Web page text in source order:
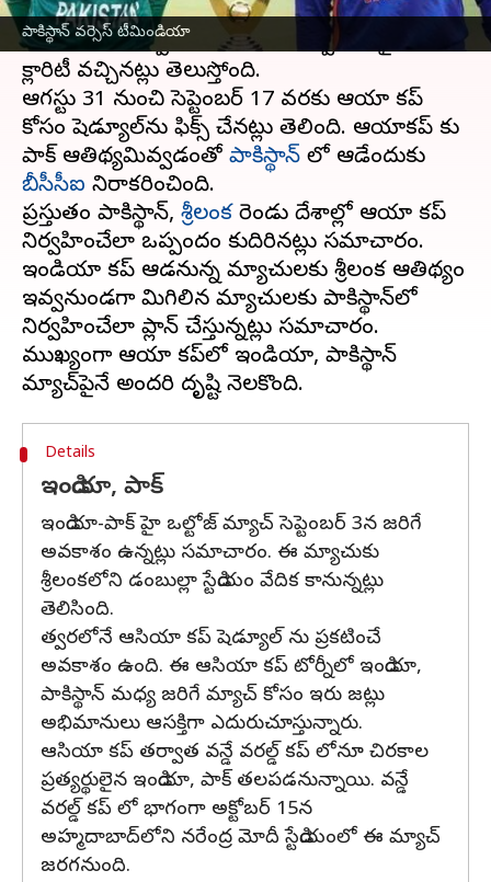
పాకిస్థాన్ వర్సెస్ టీమిండియా
ఆసియా కప్వివాదంపై త్వరలోనే సస్పెన్స్ వీడనున్నట్లు
సమాచారం. ఇప్పటికే ఆసియా కప్ నిర్వహణపై ఓ
క్లారిటీ వచ్చినట్లు తెలుస్తోంది.
ఆగస్టు 31 నుంచి సెప్టెంబర్ 17 వరకు ఆసియా కప్
కోసం షెడ్యూల్‌ను ఫిక్స్ చేసినట్లు తెలిసింది. ఆసియాకప్ కు
పాక్ ఆతిథ్యమివ్వడంతో పాకిస్థాన్ లో ఆడేందుకు
బీసీసీఐ నిరాకరించింది.
ప్రస్తుతం పాకిస్థాన్, శ్రీలంక రెండు దేశాల్లో ఆసియా కప్
నిర్వహించేలా ఒప్పందం కుదిరినట్లు సమాచారం.
ఇండియా కప్ ఆడనున్న మ్యాచులకు శ్రీలంక ఆతిథ్యం
ఇవ్వనుండగా మిగిలిన మ్యాచులకు పాకిస్థాన్‌లో
నిర్వహించేలా ప్లాన్ చేస్తున్నట్లు సమాచారం.
ముఖ్యంగా ఆసియా కప్‌లో ఇండియా, పాకిస్థాన్
Details
ఇండియా, పాక్
ఇండియా-పాక్ హై ఒల్టోజ్ మ్యాచ్ సెప్టెంబర్ 3న జరిగే
అవకాశం ఉన్నట్లు సమాచారం. ఈ మ్యాచుకు
శ్రీలంకలోని డంబుల్లా స్టేడియం వేదిక కానున్నట్లు
తెలిసింది.
త్వరలోనే ఆసియా కప్ షెడ్యూల్ ను ప్రకటించే
అవకాశం ఉంది. ఈ ఆసియా క‌ప్ టోర్నీలో ఇండియా,
పాకిస్థాన్ మధ్య జరిగే మ్యాచ్ కోసం ఇరు జట్లు
అభిమానులు ఆసక్తిగా ఎదురుచూస్తున్నారు.
ఆసియా కప్ తర్వాత వన్డే వరల్డ్ కప్ లోనూ చిరకాల
ప్రత్యర్థులైన ఇండియా, పాక్ తలపడనున్నాయి. వన్డే
వరల్డ్ కప్ లో భాగంగా అక్టోబర్ 15న
అహ్మదాబాద్‌లోని నరేంద్ర మోదీ స్టేడియంలో ఈ మ్యాచ్
జరగనుంది.